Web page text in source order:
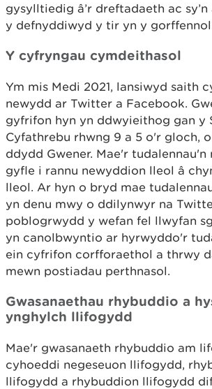
gysylltiedig â’r dreftadaeth ac
y defnyddiwyd y tir yn y
Y cyfryngau cymdeithasol
Ym mis Medi 2021, lansiwyd saith
newydd ar Twitter a Facebook.
gyfrifon hyn yn ddwyieithog gan y
Cyfathrebu rhwng 9 a 5 o'r gloch,
ddydd Gwener. Mae'r tudalennau'n
gyfle i rannu newyddion lleol â
lleol. Ar hyn o bryd mae
yn denu mwy o ddilynwyr na
poblogrwydd y wefan fel llwyfan
yn canolbwyntio ar hyrwyddo'r
ein cyfrifon corfforaethol a thrwy
mewn postiadau perthnasol.
Gwasanaethau rhybuddio a
ynghylch llifogydd
Mae'r gwasanaeth rhybuddio am
cyhoeddi negeseuon llifogydd,
llifogydd a rhybuddion llifogydd